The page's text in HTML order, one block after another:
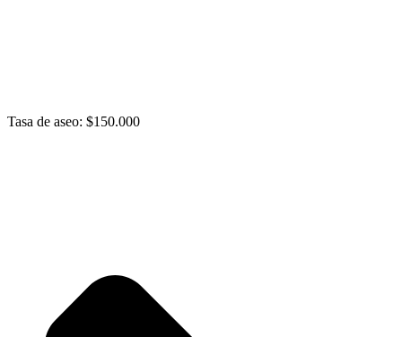
Tasa de aseo: $150.000